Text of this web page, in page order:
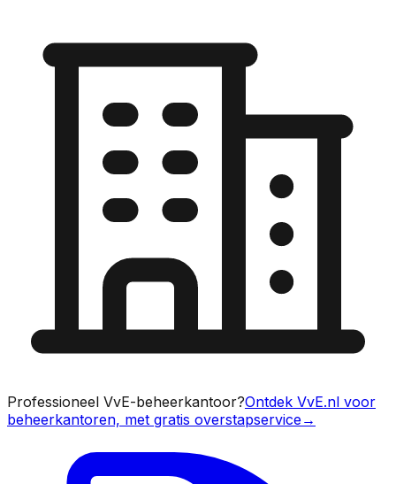
Professioneel VvE-beheerkantoor?Ontdek VvE.nl voor
beheerkantoren, met gratis overstapservice→